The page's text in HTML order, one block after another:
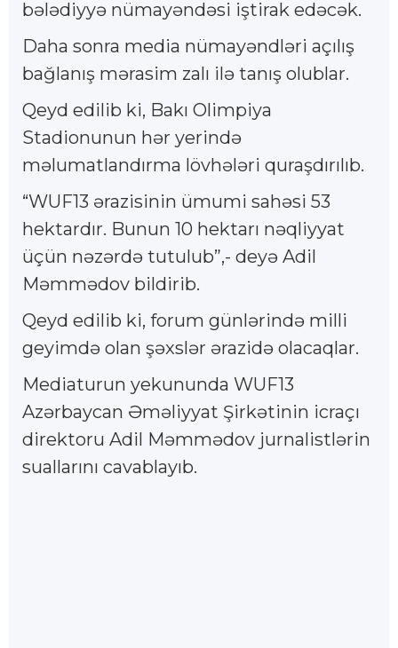
bələdiyyə nümayəndəsi iştirak edəcək.
Daha sonra media nümayəndləri açılış
bağlanış mərasim zalı ilə tanış olublar.
Qeyd edilib ki, Bakı Olimpiya
Stadionunun hər yerində
məlumatlandırma lövhələri quraşdırılıb.
“WUF13 ərazisinin ümumi sahəsi 53
hektardır. Bunun 10 hektarı nəqliyyat
üçün nəzərdə tutulub”,- deyə Adil
Məmmədov bildirib.
Qeyd edilib ki, forum günlərində milli
geyimdə olan şəxslər ərazidə olacaqlar.
Mediaturun yekununda WUF13
Azərbaycan Əməliyyat Şirkətinin icraçı
direktoru Adil Məmmədov jurnalistlərin
suallarını cavablayıb.